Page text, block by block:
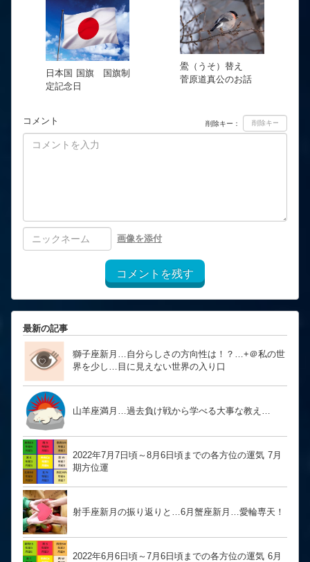
日本国 国旗 国旗制
定記念日
鷽（うそ）替え
菅原道真公のお話
コメント 削除キー：
画像を添付
コメントを残す
最新の記事
獅子座新月…自分らしさの方向性は！？… ​​​​​​​+＠私の世
界を少し…目に見えない世界の入り口
山羊座満月…過去負け戦から学べる大事な教え…
2022年7月7日頃～8月6日頃までの各方位の運気 7月
期方位運
射手座新月の振り返りと…6月蟹座新月…愛輪専天！
2022年6月6日頃～7月6日頃までの各方位の運気 6月